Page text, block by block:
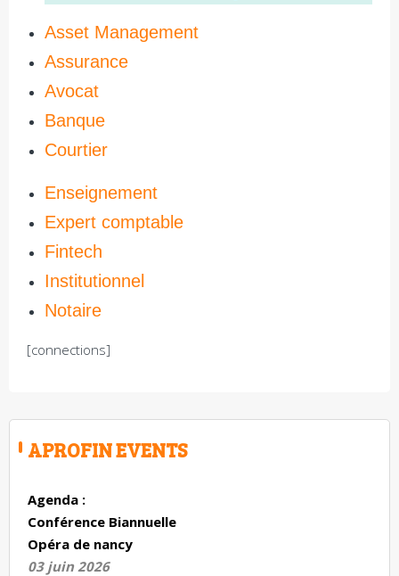
Asset Management
Assurance
Avocat
Banque
Courtier
Enseignement
Expert comptable
Fintech
Institutionnel
Notaire
[connections]
APROFIN EVENTS
Agenda :
Conférence Biannuelle
Opéra de nancy
03 juin 2026